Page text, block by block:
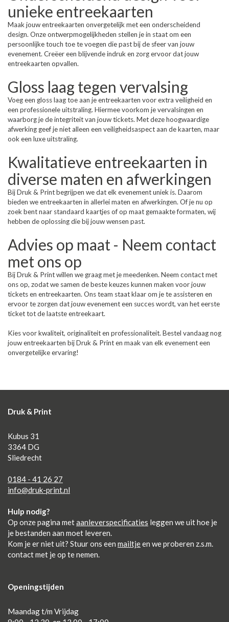
unieke entreekaarten
Maak jouw entreekaarten onvergetelijk met een onderscheidend
design. Onze ontwerpmogelijkheden stellen je in staat om een
persoonlijke touch toe te voegen die past bij de sfeer van jouw
evenement. Creëer een blijvende indruk en zorg ervoor dat jouw
entreekaarten opvallen.
Gloss laag tegen vervalsing
Voeg een gloss laag toe aan je entreekaarten voor extra veiligheid en
een professionele uitstraling. Hiermee voorkom je vervalsingen en
waarborg je de integriteit van jouw tickets. Met deze hoogwaardige
afwerking geef je niet alleen een veiligheidsaspect aan de kaarten, maar
ook een luxe uitstraling.
Kwalitatieve entreekaarten in
diverse maten en afwerkingen
Bij Druk & Print begrijpen we dat elk evenement uniek is. Daarom
bieden we entreekaarten in allerlei maten en afwerkingen. Of je nu op
zoek bent naar standaard kaartjes of op maat gemaakte formaten, wij
hebben de oplossing die bij jouw wensen past.
Advies op maat - Neem contact
met ons op
Bij Druk & Print willen we graag met je meedenken. Neem contact met
ons op, zodat we samen de beste keuzes kunnen maken voor jouw
tickets en entreekaarten. Ons team staat klaar om je te assisteren en
ervoor te zorgen dat jouw evenement een succes wordt, van het eerste
ticket tot de laatste entreekaart.
Kies voor kwaliteit, originaliteit en professionaliteit. Bestel vandaag nog
jouw entreekaarten bij Druk & Print en maak van elk evenement een
onvergetelijke ervaring!
Druk & Print
Kubus 31
3364 DG
Sliedrecht
0184 - 41 26 27
info@druk-print.nl
Hulp nodig?
Op onze pagina metaanleverspecificaties leggen we uit hoe je
je bestanden aan moet leveren.
Kom je er niet uit? Stuur ons een mailtjeen we proberen z.s.m.
contact met je op te nemen.
Openingstijden
Maandag t/m Vrijdag